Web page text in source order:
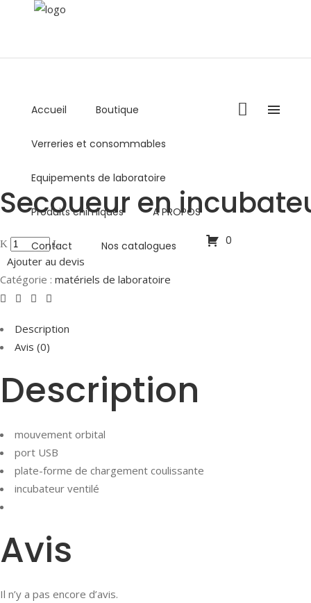
Lundi - Vendredi : 8:00AM - 5:00PM
Accueil Boutique
Verreries et consommables
Equipements de laboratoire
Produits chimiques A PROPOS
Contact Nos catalogues 0
Secoueur en
Ajouter au devis
Catégorie : matériels de laboratoire
Description
Avis (0)
Description
mouvement orbital
port USB
plate-forme de chargement coulissante
incubateur ventilé
Avis
Il n’y a pas encore d’avis.